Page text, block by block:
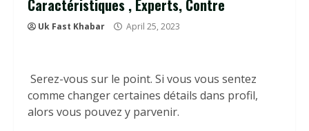
Caractéristiques , Experts, Contre
Uk Fast Khabar April 25, 2023
Serez-vous sur le point. Si vous vous sentez
comme changer certaines détails dans profil,
alors vous pouvez y parvenir.